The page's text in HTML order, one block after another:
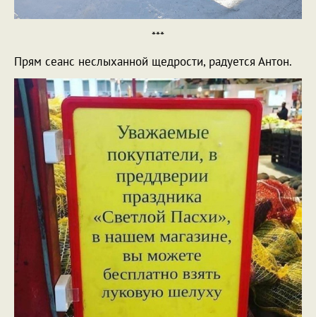
***
Прям сеанс неслыханной щедрости, радуется Антон.